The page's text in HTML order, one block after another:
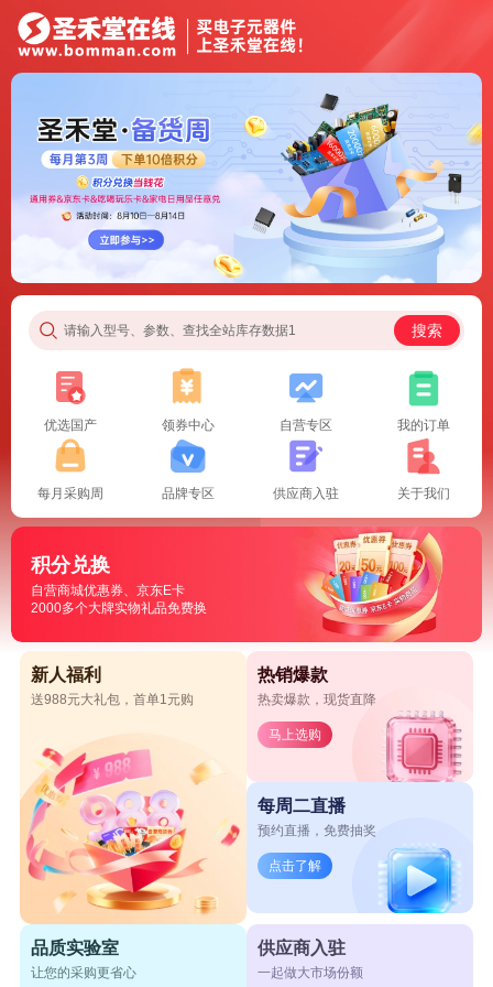
请输入型号、参数、查找全站库存数据1 搜索
优选国产 领券中心 自营专区 我的订单
每月采购周 品牌专区 供应商入驻 关于我们
积分兑换
自营商城优惠券、京东E卡
2000多个大牌实物礼品免费换
新人福利
送988元大礼包，首单1元购
热销爆款
热卖爆款，现货直降
马上选购
每周二直播
预约直播，免费抽奖
点击了解
品质实验室
让您的采购更省心
供应商入驻
一起做大市场份额